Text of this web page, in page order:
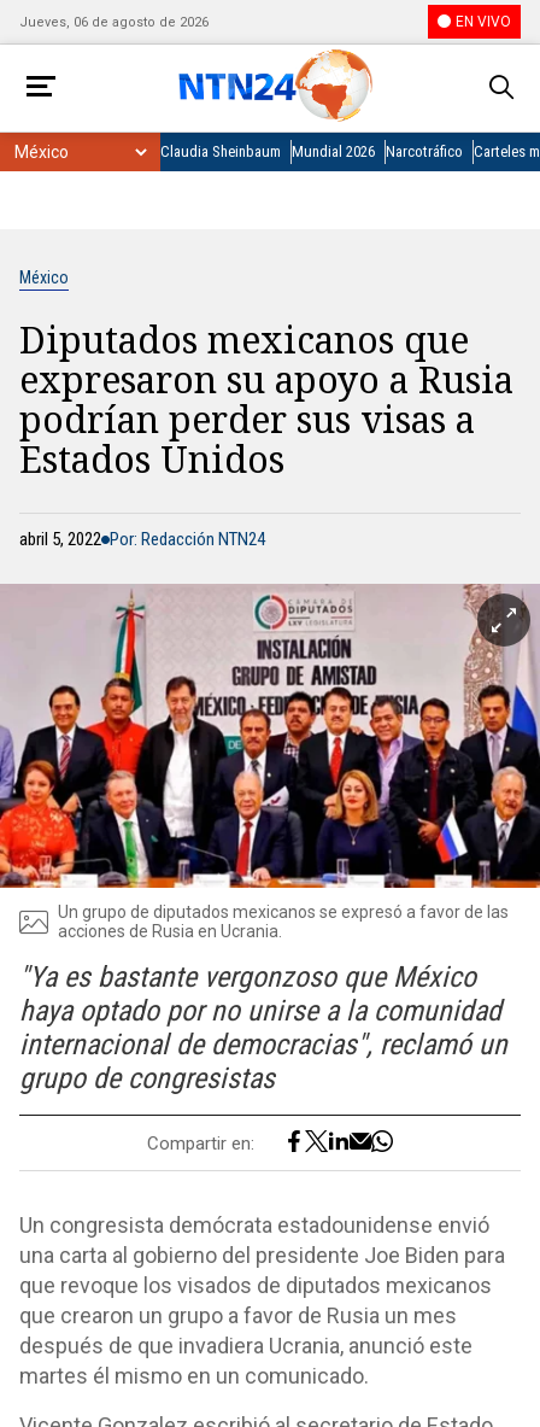
Jueves, 06 de agosto de 2026 EN VIVO
Claudia Sheinbaum Mundial 2026 Narcotráfico Carteles
México
Diputados mexicanos que
expresaron su apoyo a Rusia
podrían perder sus visas a
Estados Unidos
abril 5, 2022 Por: Redacción NTN24
Un grupo de diputados mexicanos se expresó a favor de las
acciones de Rusia en Ucrania.
"Ya es bastante vergonzoso que México
haya optado por no unirse a la comunidad
internacional de democracias", reclamó un
grupo de congresistas
Compartir en:
Un congresista demócrata estadounidense envió
una carta al gobierno del presidente Joe Biden para
que revoque los visados de diputados mexicanos
que crearon un grupo a favor de Rusia un mes
después de que invadiera Ucrania, anunció este
martes él mismo en un comunicado.